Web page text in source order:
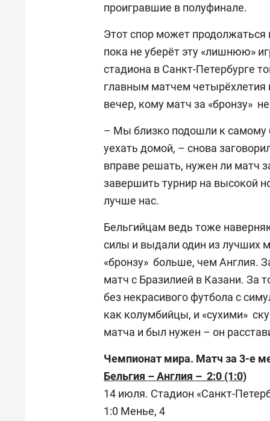
проигравшие в полуфинале.
Этот спор может
пока не уберёт эту «лишнюю»
стадиона в Санкт-Петербурге
главным матчем четырёхлетия
вечер, кому матч за «бронзу»
– Мы близко подошли к самому
уехать домой, – снова
вправе решать, нужен ли матч
завершить турнир на высокой
лучше нас.
Бельгийцам ведь тоже
силы и выдали один из лучших
«бронзу» больше, чем Англия.
матч с Бразилией в Казани. За
без некрасивого футбола с
как колумбийцы, и «сухими»
матча и был нужен – он
Чемпионат мира. Матч за 3-е
Бельгия – Англия – 2:0 (1:0)
14 июля. Стадион «Санкт-
1:0 Менье, 4